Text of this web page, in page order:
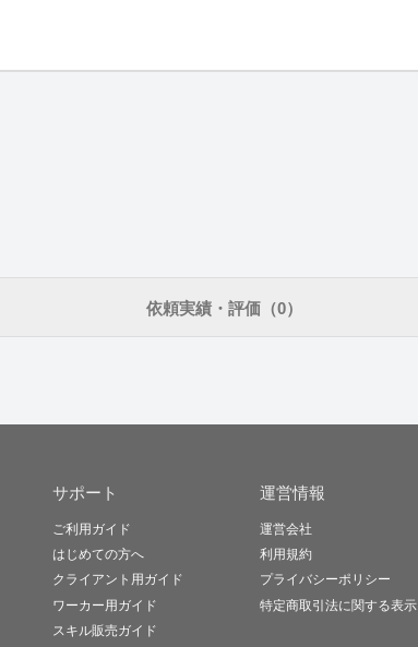
依頼実績・評価（0）
サポート
ご利用ガイド
はじめての方へ
クライアント用ガイド
ワーカー用ガイド
スキル販売ガイド
運営情報
運営会社
利用規約
プライバシーポリシー
特定商取引法に関する表示